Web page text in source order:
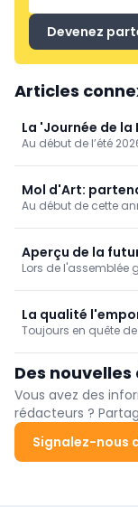
Devenez
Articles
La 'Journée de
lauréats
Au début de l’été
classés de chaque
Callebaut
de la meilleure
dévoilés le 26 juillet,
Blanche, et ont reçu
façade de leur
Mol d'Art:
chocolat et de
Au début de cette
production sur
déjà un certain
Aperçu de la
Lors de l'assemblée
s'adapte aux
La qualité
Toujours en quête
des crevettes dans
Dominic, qui
faire.
Des
Vous avez des
rédacteurs ?
Signalez-nous